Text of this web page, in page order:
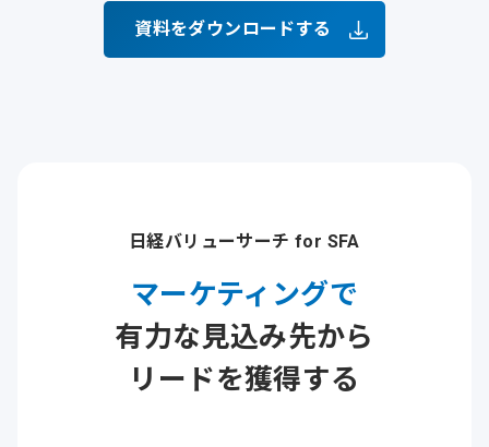
資料をダウンロードする
日経バリューサーチ for SFA
マーケティングで
有力な見込み先から
リードを獲得する